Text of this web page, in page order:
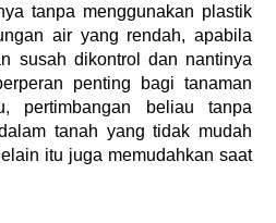
tanpa menggunakan plastik
air yang rendah, apabila
susah dikontrol dan nantinya
penting bagi tanaman
pertimbangan beliau tanpa
tanah yang tidak mudah
itu juga memudahkan saat